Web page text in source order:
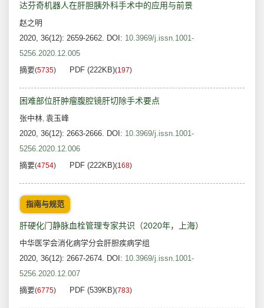
达芬奇机器人在肝胆胰外科手术中的应用与前景
赵之明
2020, 36(12): 2659-2662. DOI: 10.3969/j.issn.1001-
5256.2020.12.005
摘要(5735) PDF (222KB)(197)
困难部位肝肿瘤腹腔镜肝切除手术要点
张中林, 袁玉峰
2020, 36(12): 2663-2666. DOI: 10.3969/j.issn.1001-
5256.2020.12.006
摘要(4754) PDF (222KB)(168)
指南与规范
肝硬化门静脉血栓管理专家共识（2020年，上海）
中华医学会消化病学分会肝胆疾病学组
2020, 36(12): 2667-2674. DOI: 10.3969/j.issn.1001-
5256.2020.12.007
摘要(6775) PDF (539KB)(783)